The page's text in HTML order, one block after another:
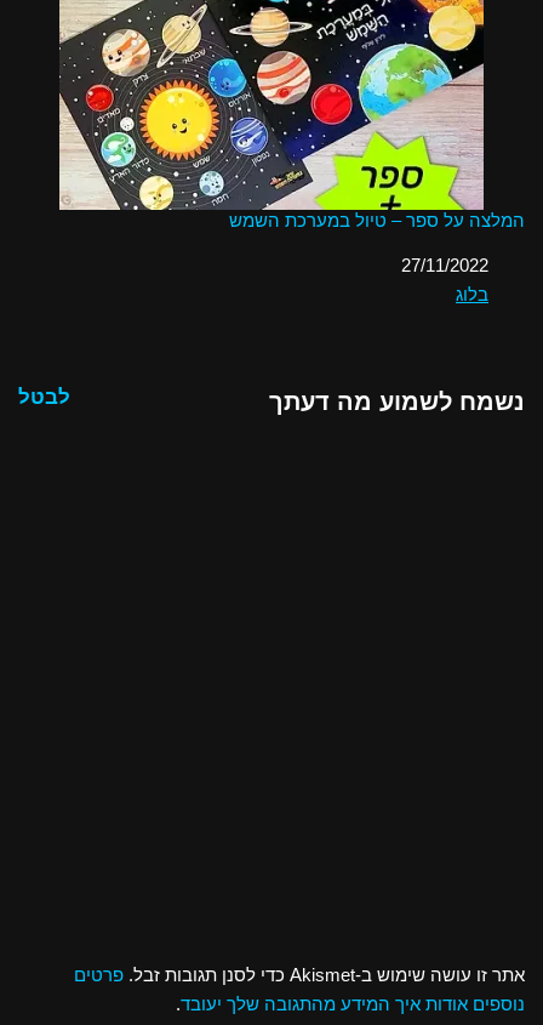
המלצה על ספר – טיול במערכת השמש
תאריך27/11/2022
בהקשר ל-
בלוג
נשמח לשמוע מה דעתך לבטל
אתר זו עושה שימוש ב-Akismet כדי לסנן תגובות זבל.
פרטים
נוספים אודות איך המידע מהתגובה שלך יעובד.